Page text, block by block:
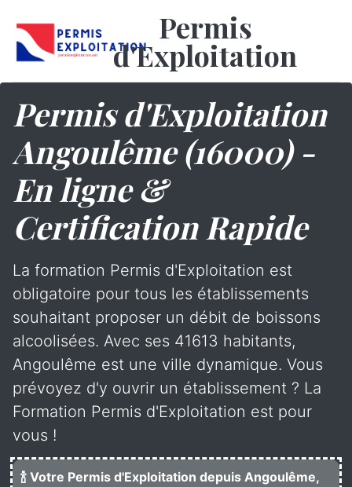
Permis
d'Exploitation
Permis d'Exploitation
Angoulême (16000) -
En ligne &
Certification Rapide
La formation Permis d'Exploitation est
obligatoire pour tous les établissements
souhaitant proposer un débit de boissons
alcoolisées. Avec ses 41613 habitants,
Angoulême est une ville dynamique. Vous
prévoyez d'y ouvrir un établissement ? La
Formation Permis d'Exploitation est pour
vous !
🍾 Votre Permis d'Exploitation depuis Angoulême,